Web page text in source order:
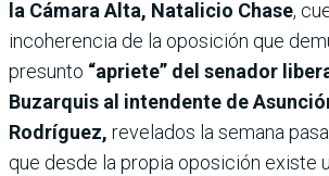
la Cámara Alta, Natalicio Chase,
incoherencia de la oposición que
presunto “apriete” del senador
Buzarquis al intendente de
Rodríguez, revelados la semana
que desde la propia oposición existe